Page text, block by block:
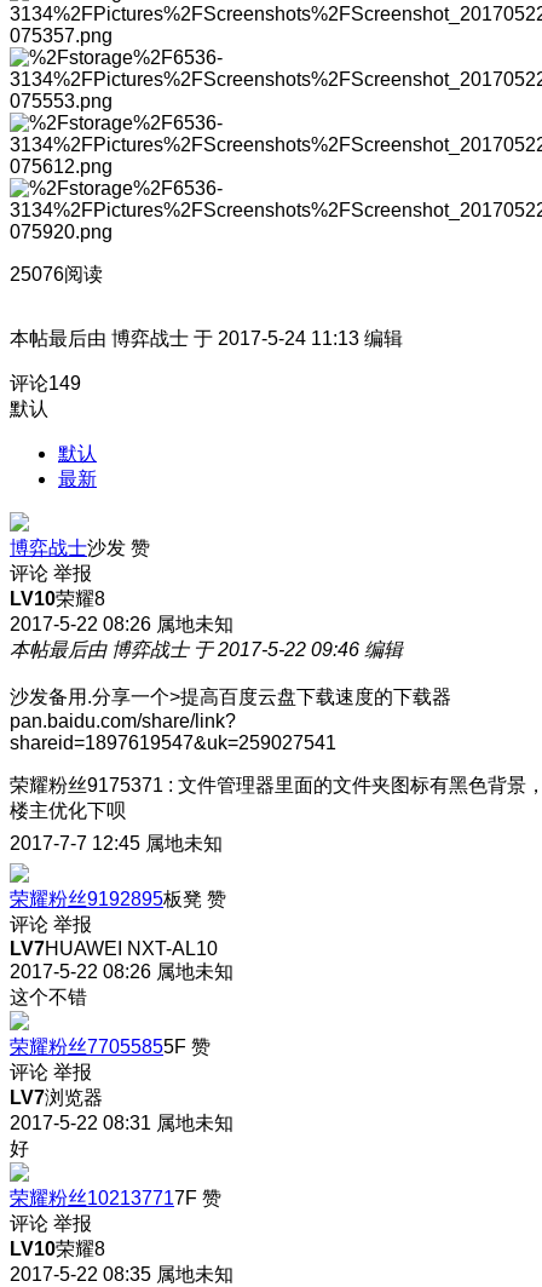
25076阅读
本帖最后由 博弈战士 于 2017-5-24 11:13 编辑
评论149
默认
默认
最新
博弈战士沙发 赞
评论 举报
LV10荣耀8
2017-5-22 08:26 属地未知
本帖最后由 博弈战士 于 2017-5-22 09:46 编辑
沙发备用.分享一个>提高百度云盘下载速度的下载器
pan.baidu.com/share/link?
shareid=1897619547&uk=259027541
荣耀粉丝9175371 : 文件管理器里面的文件夹图标有黑色背景
楼主优化下呗
2017-7-7 12:45 属地未知
荣耀粉丝9192895板凳 赞
评论 举报
LV7HUAWEI NXT-AL10
2017-5-22 08:26 属地未知
这个不错
荣耀粉丝77055855F 赞
评论 举报
LV7浏览器
2017-5-22 08:31 属地未知
好
荣耀粉丝102137717F 赞
评论 举报
LV10荣耀8
2017-5-22 08:35 属地未知